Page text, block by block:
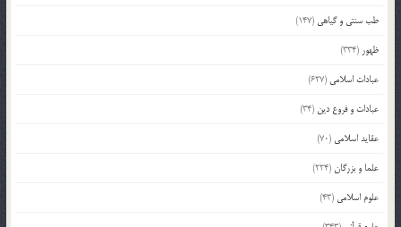
طب سنتی و گیاهی (147)
ظهور (334)
عبادات اسلامی (627)
عبادات و فروع دین (34)
عقاید اسلامی (70)
علما و بزرگان(224)
علوم اسلامی (43)